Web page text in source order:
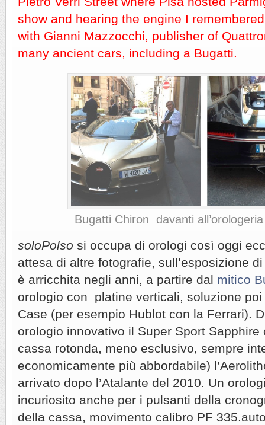
show and hearing the engine I
with Gianni Mazzocchi, publisher of
many ancient cars, including a Bugatti.
Bugatti Chiron davanti
soloPolso si occupa di orologi così oggi
attesa di altre fotografie, sull’esposizione
è arricchita negli anni, a partire dal mitico
orologio con platine verticali, soluzione
Case (per esempio Hublot con la Ferrari).
orologio innovativo il Super Sport Sapphire
cassa rotonda, meno esclusivo, sempre
economicamente più abbordabile)
arrivato dopo l’Atalante del 2010. Un
incuriosito anche per i pulsanti della
della cassa, movimento calibro PF